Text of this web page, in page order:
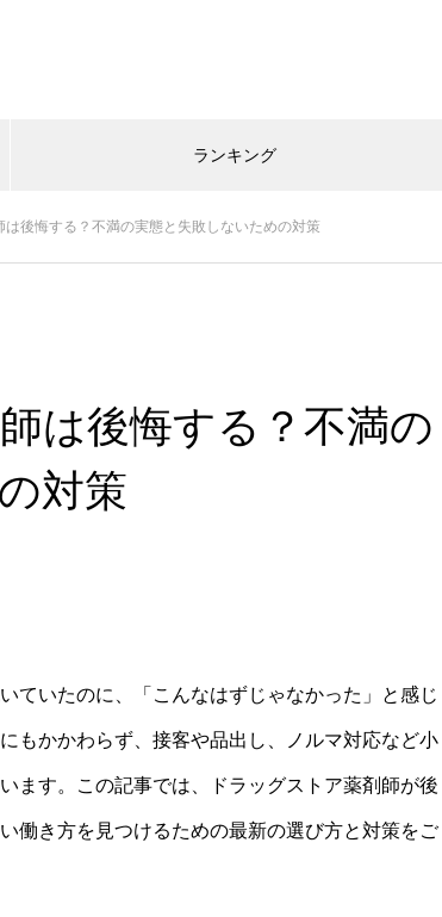
ランキング
は後悔する？不満の実態と失敗しないための対策
は後悔する？不満の
対策
ていたのに、「こんなはずじゃなかった」と感じ
もかかわらず、接客や品出し、ノルマ対応など小
ます。この記事では、ドラッグストア薬剤師が後
働き方を見つけるための最新の選び方と対策をご